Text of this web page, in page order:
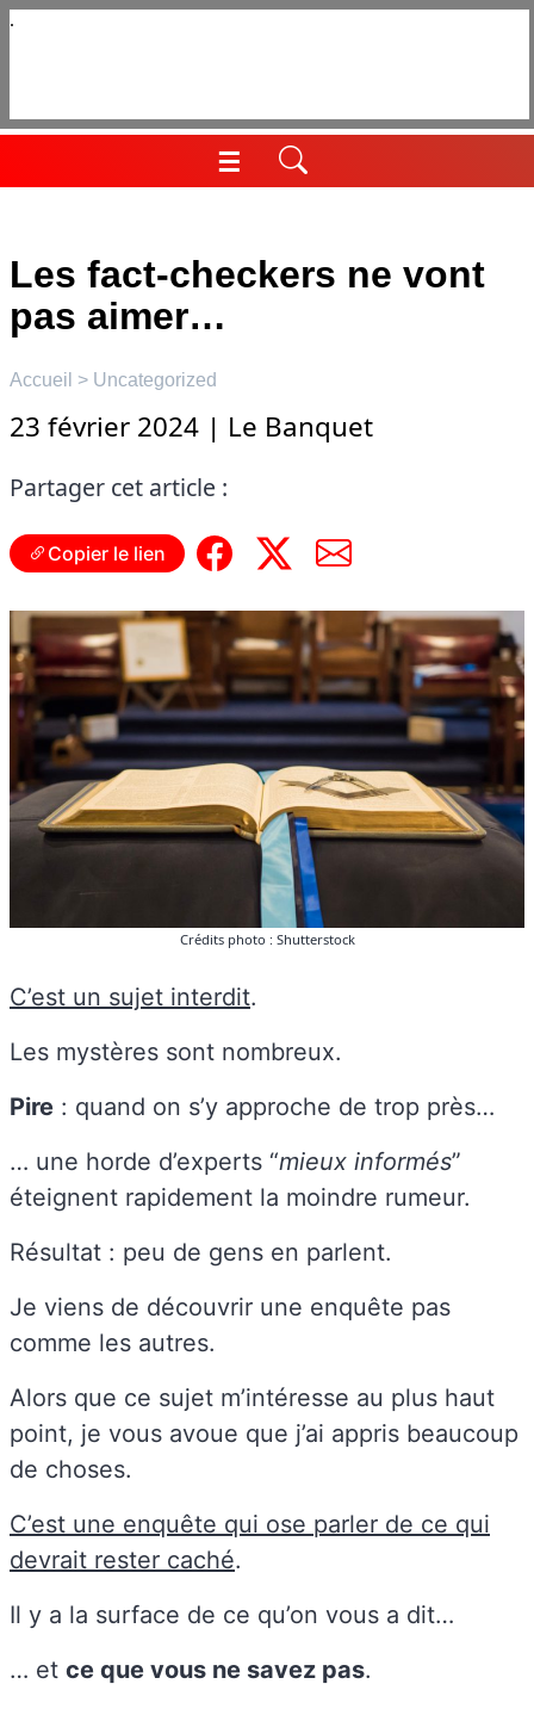
Aller
☰
Menu
Les fact-checkers ne vont
pas aimer…
Accueil > Uncategorized
23 février 2024 | Le Banquet
Partager cet article :
Copier le lien
Crédits photo : Shutterstock
C’est un sujet interdit.
Les mystères sont nombreux.
Pire : quand on s’y approche de trop près…
… une horde d’experts “mieux informés”
éteignent rapidement la moindre rumeur.
Résultat : peu de gens en parlent.
Je viens de découvrir une enquête pas
comme les autres.
Alors que ce sujet m’intéresse au plus haut
point, je vous avoue que j’ai appris beaucoup
de choses.
C’est une enquête qui ose parler de ce qui
devrait rester caché.
Il y a la surface de ce qu’on vous a dit…
… et ce que vous ne savez pas.